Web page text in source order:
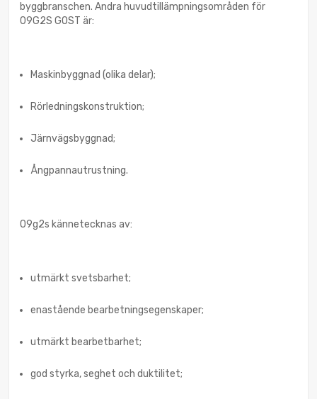
byggbranschen. Andra huvudtillämpningsområden för
09G2S GOST är:
Maskinbyggnad (olika delar);
Rörledningskonstruktion;
Järnvägsbyggnad;
Ångpannautrustning.
09g2s kännetecknas av:
utmärkt svetsbarhet;
enastående bearbetningsegenskaper;
utmärkt bearbetbarhet;
god styrka, seghet och duktilitet;